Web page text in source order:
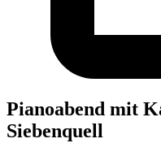
Pia­no­abend mit
Siebenquell